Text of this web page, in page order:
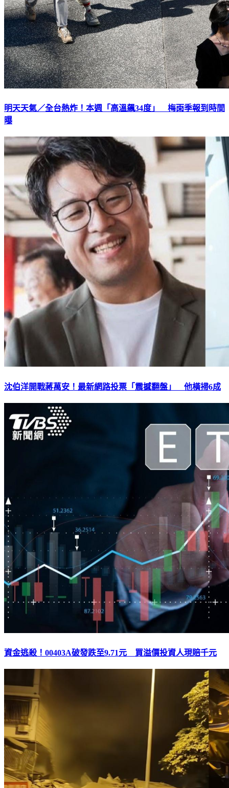
明天天氣／全台熱炸！本週「高溫飆34度」 梅雨季報到時間
曝
沈伯洋開戰蔣萬安！最新網路投票「震撼翻盤」 他橫掃6成
資金逃殺！00403A破發跌至9.71元 買溢價投資人現賠千元